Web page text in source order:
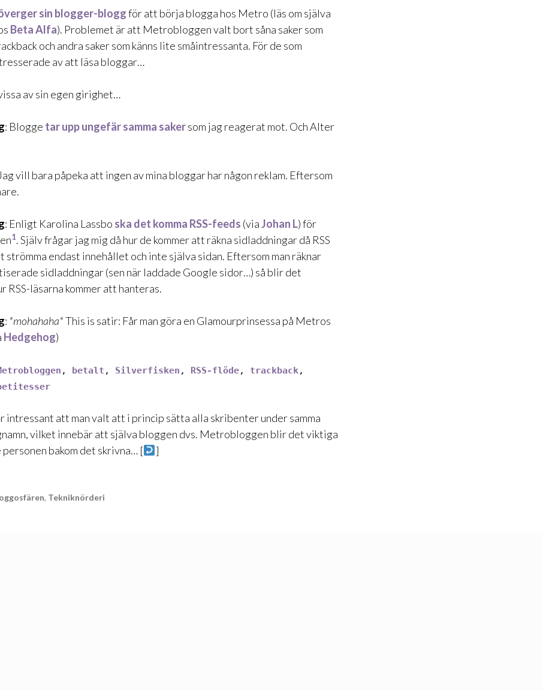
sin blogger-bloggför att börja blogga hos Metro (läs om själva
Beta Alfa). Problemet är att Metrobloggen valt bort såna saker som
och andra saker som känns lite småintressanta. För de som
av att läsa bloggar…
av sin egen girighet…
: Blogge tar upp ungefär samma sakersom jag reagerat mot. OchAlter
vill bara påpeka att ingen av mina bloggar har någon reklam. Eftersom
: Enligt Karolina Lassbo ska det komma RSS-feeds (viaJohan L) för
1. Själv frågar jag mig då hur de kommer att räkna sidladdningar då RSS
strömma endast innehållet och inte själva sidan. Eftersom man räknar
sidladdningar (sen när laddade Google sidor…) så blir det
RSS-läsarna kommer att hanteras.
: *mohahaha*This is satir: Får man göra en Glamourprinsessa på Metros
Hedgehog)
, betalt , Silverfisken , RSS-flöde, trackback,
intressant att man valt att i princip sätta alla skribenter under samma
vilket innebär att själva bloggen dvs. Metrobloggen blir det viktiga
personen bakom det skrivna… [
]
, Tekniknörderi